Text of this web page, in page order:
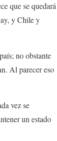
que se quedará
y Chile y
no obstante
Al parecer eso
vez se
un estado